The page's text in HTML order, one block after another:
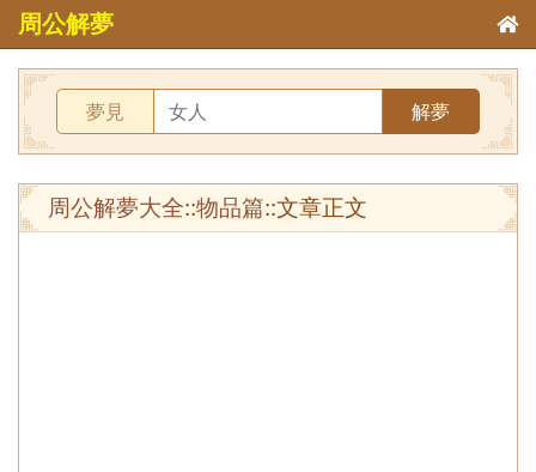
周公解夢
夢見 解夢
周公解夢大全::物品篇::文章正文